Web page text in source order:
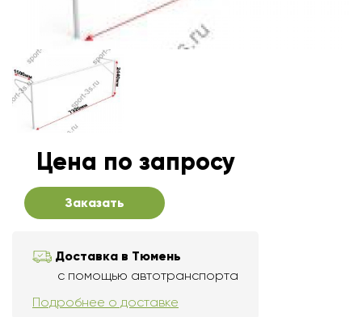
Цена по запросу
Заказать
Доставка в Тюмень
с помощью автотранспорта
Подробнее о доставке